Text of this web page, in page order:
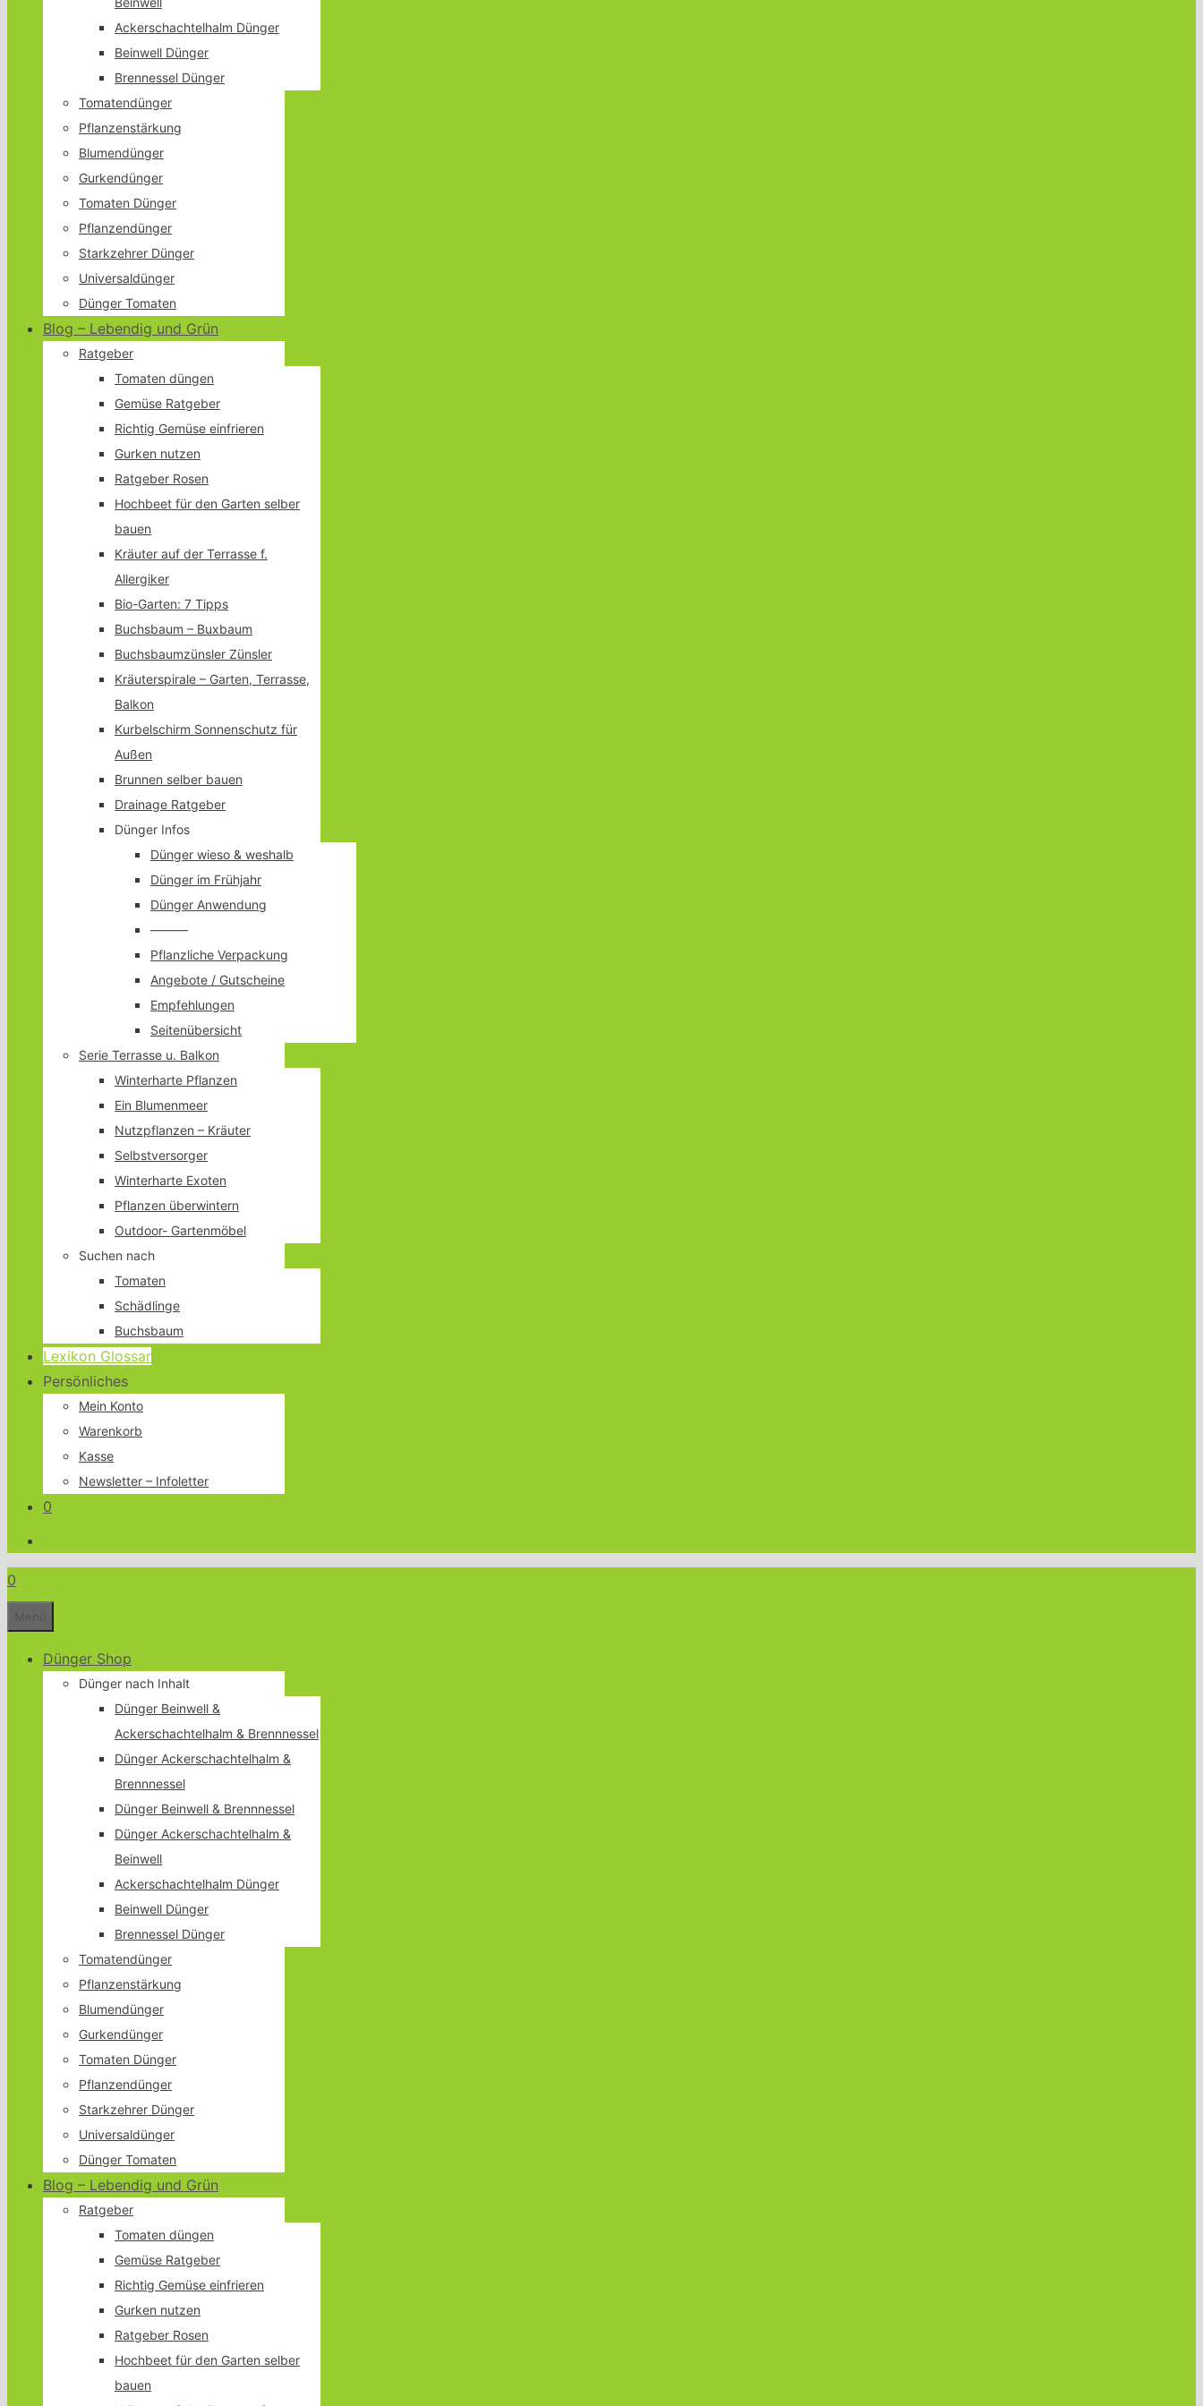
Ackerschachtelhalm Dünger
Beinwell Dünger
Brennessel Dünger
Tomatendünger
Pflanzenstärkung
Blumendünger
Gurkendünger
Tomaten Dünger
Pflanzendünger
Starkzehrer Dünger
Universaldünger
Dünger Tomaten
Blog – Lebendig und Grün
Ratgeber
Tomaten düngen
Gemüse Ratgeber
Richtig Gemüse einfrieren
Gurken nutzen
Ratgeber Rosen
Hochbeet für den Garten selber
bauen
Kräuter auf der Terrasse f.
Allergiker
Bio-Garten: 7 Tipps
Buchsbaum – Buxbaum
Buchsbaumzünsler Zünsler
Kräuterspirale – Garten, Terrasse,
Balkon
Kurbelschirm Sonnenschutz für
Außen
Brunnen selber bauen
Drainage Ratgeber
Dünger Infos
Dünger wieso & weshalb
Dünger im Frühjahr
Dünger Anwendung
———
Pflanzliche Verpackung
Angebote / Gutscheine
Empfehlungen
Seitenübersicht
Serie Terrasse u. Balkon
Winterharte Pflanzen
Ein Blumenmeer
Nutzpflanzen – Kräuter
Selbstversorger
Winterharte Exoten
Pflanzen überwintern
Outdoor- Gartenmöbel
Suchen nach
Tomaten
Schädlinge
Buchsbaum
Lexikon Glossar
Persönliches
Mein Konto
Warenkorb
Kasse
Newsletter – Infoletter
0
0
Dünger Shop
Dünger nach Inhalt
Dünger Beinwell &
Ackerschachtelhalm & Brennnessel
Dünger Ackerschachtelhalm &
Brennnessel
Dünger Beinwell & Brennnessel
Dünger Ackerschachtelhalm &
Beinwell
Ackerschachtelhalm Dünger
Beinwell Dünger
Brennessel Dünger
Tomatendünger
Pflanzenstärkung
Blumendünger
Gurkendünger
Tomaten Dünger
Pflanzendünger
Starkzehrer Dünger
Universaldünger
Dünger Tomaten
Blog – Lebendig und Grün
Ratgeber
Tomaten düngen
Gemüse Ratgeber
Richtig Gemüse einfrieren
Gurken nutzen
Ratgeber Rosen
Hochbeet für den Garten selber
bauen